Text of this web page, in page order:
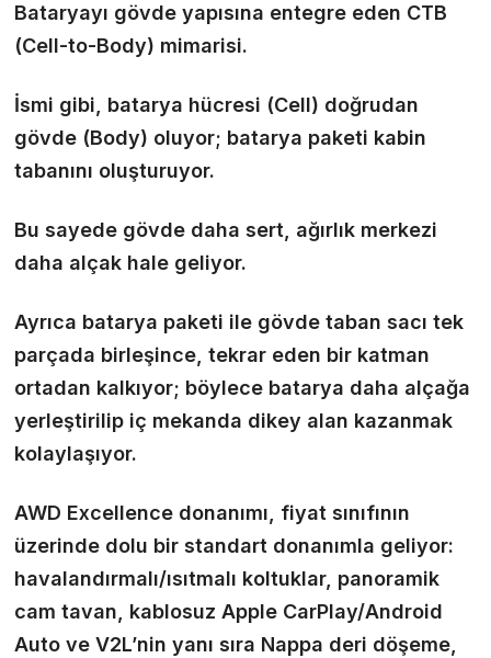
Bataryayı gövde yapısına entegre eden CTB
(Cell-to-Body) mimarisi.
İsmi gibi, batarya hücresi (Cell) doğrudan
gövde (Body) oluyor; batarya paketi kabin
tabanını oluşturuyor.
Bu sayede gövde daha sert, ağırlık merkezi
daha alçak hale geliyor.
Ayrıca batarya paketi ile gövde taban sacı tek
parçada birleşince, tekrar eden bir katman
ortadan kalkıyor; böylece batarya daha alçağa
yerleştirilip iç mekanda dikey alan kazanmak
kolaylaşıyor.
AWD Excellence donanımı, fiyat sınıfının
üzerinde dolu bir standart donanımla geliyor:
havalandırmalı/ısıtmalı koltuklar, panoramik
cam tavan, kablosuz Apple CarPlay/Android
Auto ve V2L’nin yanı sıra Nappa deri döşeme,